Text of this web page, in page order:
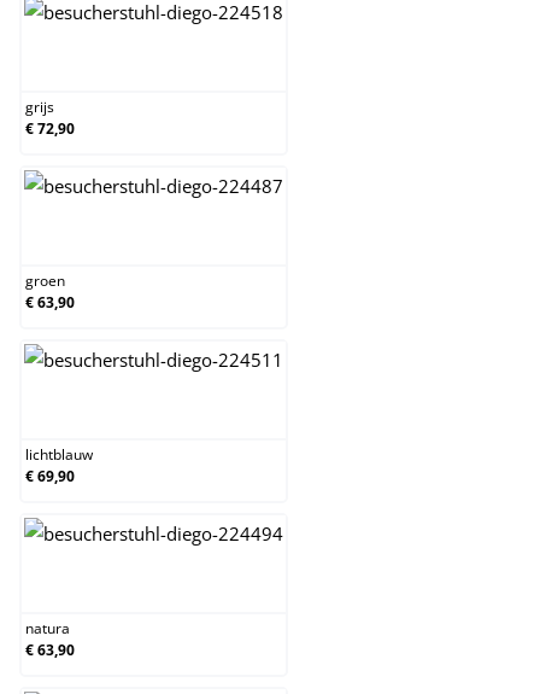
grijs
€ 72,90
groen
€ 63,90
lichtblauw
€ 69,90
natura
€ 63,90